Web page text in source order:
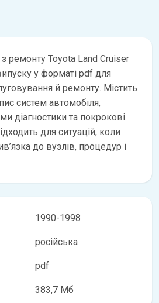
ремонту Toyota Land Cruiser
у форматі pdf для
й ремонту. Містить
систем автомобіля,
діагностики та покрокові
для ситуацій, коли
до вузлів, процедур і
1990-1998
російська
pdf
383,7 Мб